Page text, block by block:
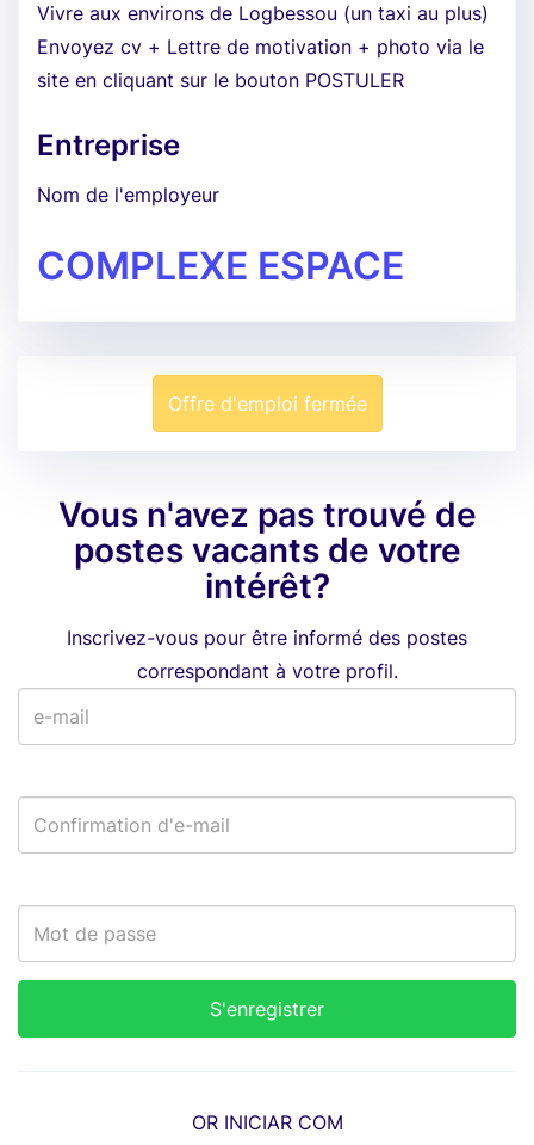
Vivre aux environs de Logbessou (un taxi au plus)
Envoyez cv + Lettre de motivation + photo via le
site en cliquant sur le bouton POSTULER
Entreprise
Nom de l'employeur
COMPLEXE ESPACE
Offre d'emploi fermée
Vous n'avez pas trouvé de
postes vacants de votre
intérêt?
Inscrivez-vous pour être informé des postes
correspondant à votre profil.
OR INICIAR COM